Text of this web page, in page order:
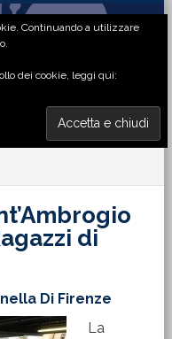
di
Di Firenze
La
Continuando a utilizzare
dei cookie, leggi qui: